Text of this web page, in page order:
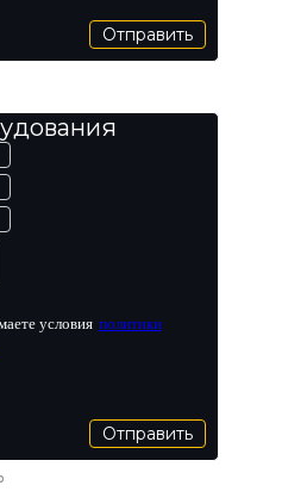
Отправить
условия политики
Отправить